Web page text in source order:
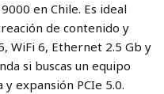
en Chile. Es ideal
de contenido y
WiFi 6, Ethernet 2.5 Gb y
si buscas un equipo
expansión PCIe 5.0.